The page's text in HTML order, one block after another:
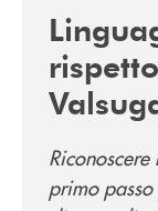
primo